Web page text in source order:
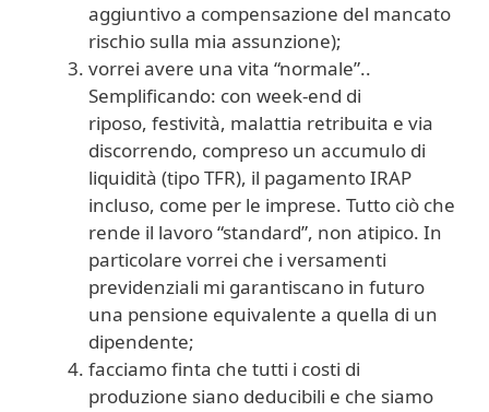
aggiuntivo a compensazione del mancato
rischio sulla mia assunzione);
vorrei avere una vita “normale”..
Semplificando: con week-end di
riposo, festività, malattia retribuita e via
discorrendo, compreso un accumulo di
liquidità (tipo TFR), il pagamento IRAP
incluso, come per le imprese. Tutto ciò che
rende il lavoro “standard”, non atipico. In
particolare vorrei che i versamenti
previdenziali mi garantiscano in futuro
una pensione equivalente a quella di un
dipendente;
facciamo finta che tutti i costi di
produzione siano deducibili e che siamo